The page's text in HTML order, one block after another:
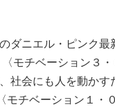
のダニエル・ピン
モチベーション３・
社会にも人を動かす
モチベーション１・